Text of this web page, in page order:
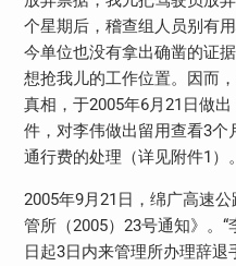
个星期后，稽查组人员别有
今单位也没有拿出确凿的证
想抢我儿的工作位置。因而
真相，于2005年6月21日做
件，对李伟做出留用查看3个
通行费的处理（详见附件1）
2005年9月21日，绵广高速
管所（2005）23号通知》。
日起3日内来管理所办理辞退